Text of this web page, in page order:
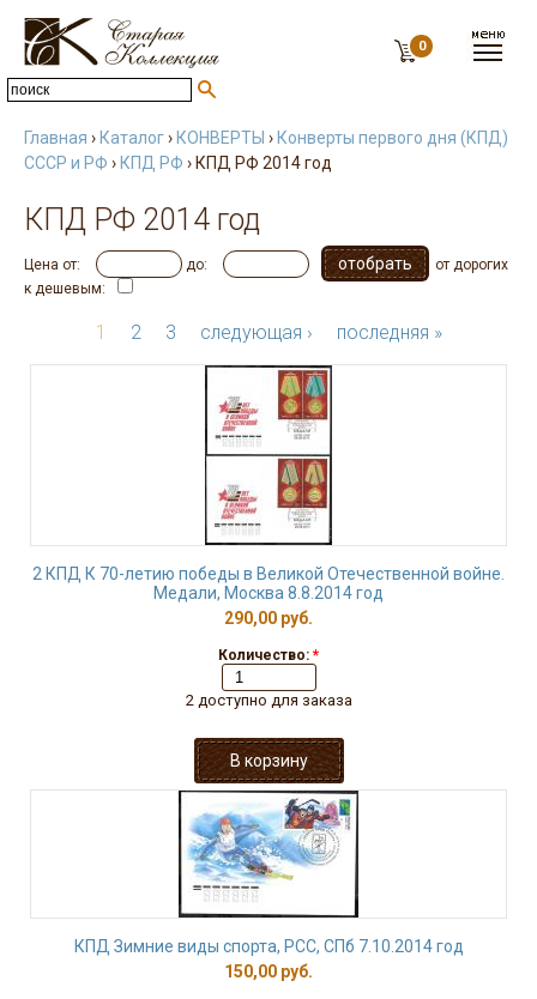
0
Главная › Каталог› КОНВЕРТЫ › Конверты первого дня (КПД)
СССР и РФ › КПД РФ › КПД РФ 2014 год
КПД РФ 2014 год
Цена от: до:
от дорогих
к дешевым:
1 2 3 следующая › последняя »
2 КПД К 70-летию победы в Великой Отечественной войне.
Медали, Москва 8.8.2014 год
290,00 руб.
Количество: *
2 доступно для заказа
КПД Зимние виды спорта, РСС, СПб 7.10.2014 год
150,00 руб.